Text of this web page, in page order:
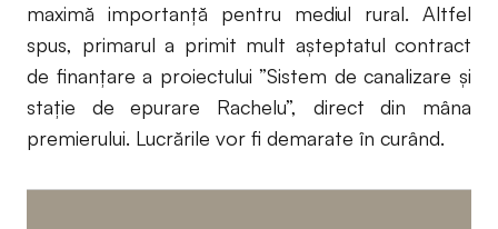
maximă importanță pentru mediul rural. Altfel
spus, primarul a primit mult așteptatul contract
de finanțare a proiectului ”Sistem de canalizare și
stație de epurare Rachelu”, direct din mâna
premierului. Lucrările vor fi demarate în curând.